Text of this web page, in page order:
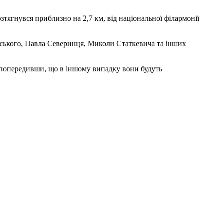
приблизно на 2,7 км, від національної філармонії
Павла Северинця, Миколи Статкевича та інших
попередивши, що в іншому випадку вони будуть